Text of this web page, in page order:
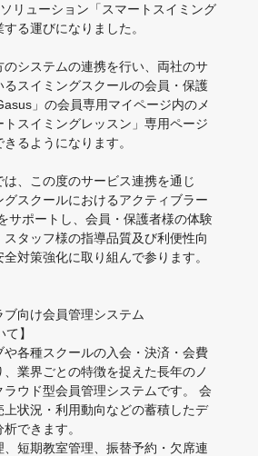
リューション「スマートスイミング
る運びになりました。
システムの連携を行い、両社のサ
るスイミングスクールの会員・保護
」の会員専用マイページ内のメ
スイミングレッスン」専用ページ
るようになります。
、この度のサービス連携を通じ
スクールにおけるアクティブラー
サポートし、会員・保護者様の体験
タッフ様の指導品質及び利便性向
全対策強化に取り組んで参ります。
ブ向け会員管理システム
】
や各種スクールの入会・決済・会費
業界ごとの特徴を捉えた長年のノ
ラウド型会員管理システムです。 会
上状況・利用動向などの蓄積したデ
できます。
短期教室管理、振替予約・欠席連